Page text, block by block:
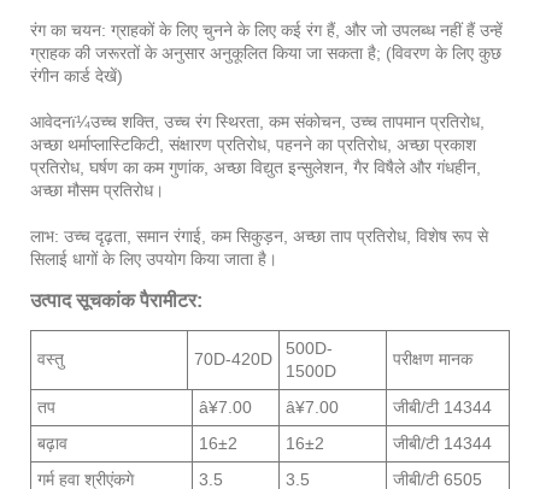
रंग का चयन: ग्राहकों के लिए चुनने के लिए कई रंग हैं, और जो उपलब्ध नहीं हैं उन्हें
ग्राहक की जरूरतों के अनुसार अनुकूलित किया जा सकता है; (विवरण के लिए कुछ
रंगीन कार्ड देखें)
आवेदनï¼उच्च शक्ति, उच्च रंग स्थिरता, कम संकोचन, उच्च तापमान प्रतिरोध,
अच्छा थर्माप्लास्टिकिटी, संक्षारण प्रतिरोध, पहनने का प्रतिरोध, अच्छा प्रकाश
प्रतिरोध, घर्षण का कम गुणांक, अच्छा विद्युत इन्सुलेशन, गैर विषैले और गंधहीन,
अच्छा मौसम प्रतिरोध।
लाभ: उच्च दृढ़ता, समान रंगाई, कम सिकुड़न, अच्छा ताप प्रतिरोध, विशेष रूप से
सिलाई धागों के लिए उपयोग किया जाता है।
उत्पाद सूचकांक पैरामीटर:
वस्तु 70D-420D
500D-
1500D
परीक्षण मानक
तप â¥7.00 â¥7.00
जीबी/टी 14344
बढ़ाव
16±2 16±2
जीबी/टी 14344
गर्म हवा श्रीएंकगे
3.5 3.5 जीबी/टी 6505